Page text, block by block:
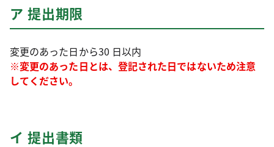
ア 提出期限
変更のあった日から30 日以内
※変更のあった日とは、登記された日ではないため注意
してください。
イ 提出書類